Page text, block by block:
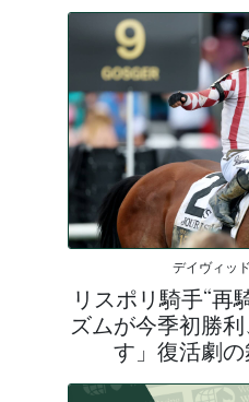
デイヴィッ
リスポリ騎手“再
ズムが今季初勝
す」復活劇